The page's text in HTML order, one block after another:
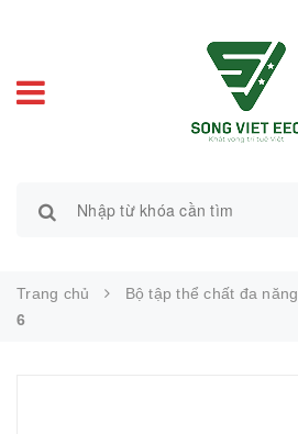
Trang chủ Bộ tập thể chất đa năng
6